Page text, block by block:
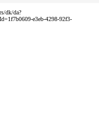
dk/da?
e3eb-4298-92f3-